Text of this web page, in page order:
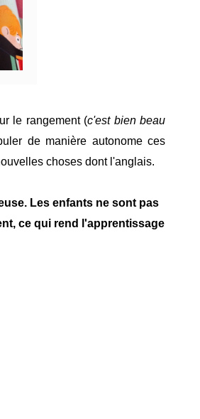
le rangement (c'est bien beau
de manière autonome ces
choses dont l'anglais.
Les enfants ne sont pas
ce qui rend l'apprentissage